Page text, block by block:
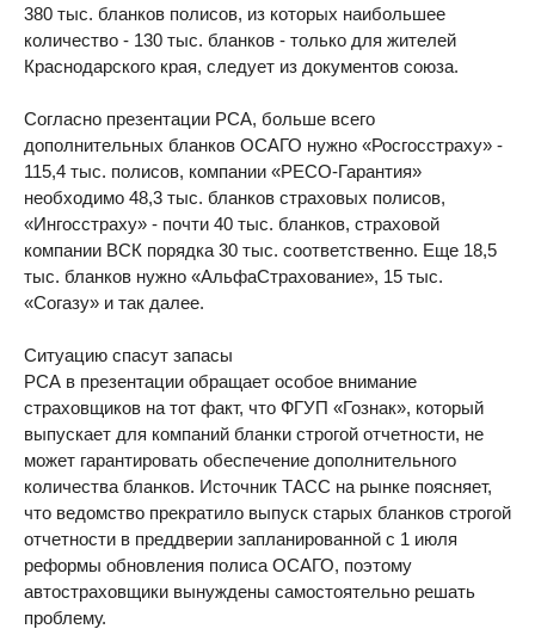
380 тыс. бланков полисов, из которых наибольшее
количество - 130 тыс. бланков - только для жителей
Краснодарского края, следует из документов союза.
Согласно презентации РСА, больше всего
дополнительных бланков ОСАГО нужно «Росгосстраху» -
115,4 тыс. полисов, компании «РЕСО-Гарантия»
необходимо 48,3 тыс. бланков страховых полисов,
«Ингосстраху» - почти 40 тыс. бланков, страховой
компании ВСК порядка 30 тыс. соответственно. Еще 18,5
тыс. бланков нужно «АльфаСтрахование», 15 тыс.
«Согазу» и так далее.
Ситуацию спасут запасы
РСА в презентации обращает особое внимание
страховщиков на тот факт, что ФГУП «Гознак», который
выпускает для компаний бланки строгой отчетности, не
может гарантировать обеспечение дополнительного
количества бланков. Источник ТАСС на рынке поясняет,
что ведомство прекратило выпуск старых бланков строгой
отчетности в преддверии запланированной с 1 июля
реформы обновления полиса ОСАГО, поэтому
автостраховщики вынуждены самостоятельно решать
проблему.